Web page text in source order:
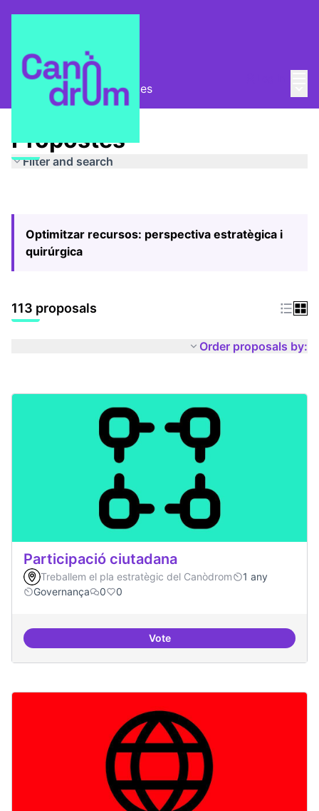
Pla Estratègic Propostes
Propostes
Filter and search
Optimitzar recursos: perspectiva estratègica i
quirúrgica
113 proposals
Order proposals by:
Participació ciutadana
Treballem el pla estratègic del Canòdrom
1 any
Governança
0 0
VoteParticipació ciutadana